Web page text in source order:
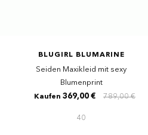
BLUGIRL BLUMARINE
Seiden Maxikleid mit sexy
Blumenprint
789,00 €
Kaufen 369,00 €
40